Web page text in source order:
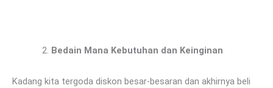
Bedain Mana Kebutuhan dan Keinginan
Kadang kita tergoda diskon besar-besaran dan akhirnya beli